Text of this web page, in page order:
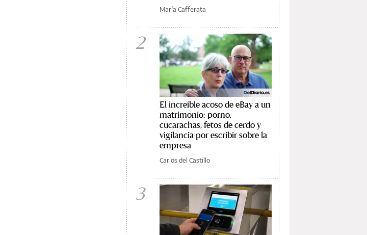
María Cafferata
2
El increíble acoso de eBay a un
matrimonio: porno,
cucarachas, fetos de cerdo y
vigilancia por escribir sobre la
empresa
Carlos del Castillo
3